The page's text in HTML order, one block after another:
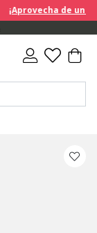
¡Aprovecha de un